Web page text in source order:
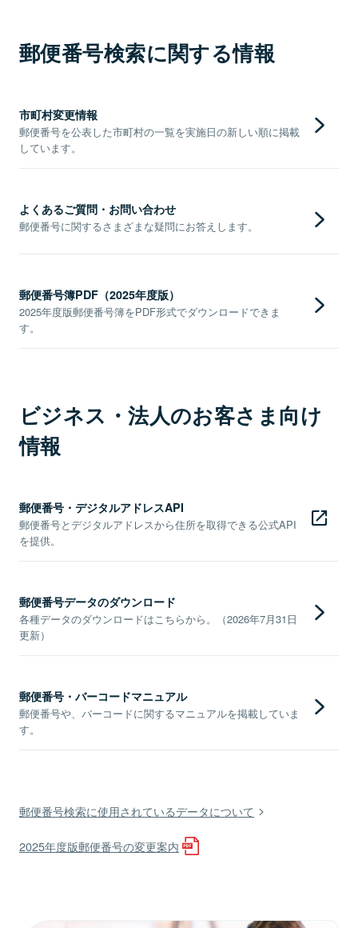
郵便番号検索に関する情報
市町村変更情報
郵便番号を公表した市町村の一覧を実施日の新しい順に掲載
しています。
よくあるご質問・お問い合わせ
郵便番号に関するさまざまな疑問にお答えします。
郵便番号簿PDF（2025年度版）
2025年度版郵便番号簿をPDF形式でダウンロードできま
す。
ビジネス・法人のお客さま向け
情報
郵便番号・デジタルアドレスAPI
郵便番号とデジタルアドレスから住所を取得できる公式API
を提供。
郵便番号データのダウンロード
各種データのダウンロードはこちらから。（2026年7月31日
更新）
郵便番号・バーコードマニュアル
郵便番号や、バーコードに関するマニュアルを掲載していま
す。
郵便番号検索に使用されているデータについて
2025年度版郵便番号の変更案内